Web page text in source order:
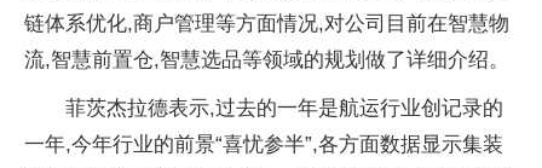
链体系优化,商户管理等方面情况,对公司目前在智慧物
流,智慧前置仓,智慧选品等领域的规划做了详细介绍。
菲茨杰拉德表示,过去的一年是航运行业创记录的
一年,今年行业的前景“喜忧参半”,各方面数据显示集装